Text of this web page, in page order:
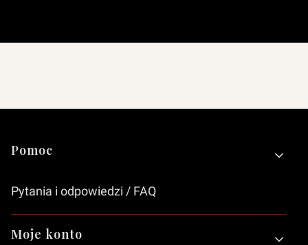
Linki w stopce
Pomoc
Pytania i odpowiedzi / FAQ
Moje konto